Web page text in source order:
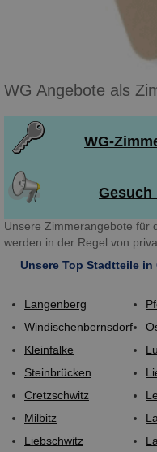
WG Angebote als
WG-
Gesuch
Unsere Zimmerangebote für
werden in der Regel von
Unsere Top Stadtteile in
Langenberg
Windischenbernsdorf
Kleinfalke
Steinbrücken
Cretzschwitz
Milbitz
Liebschwitz